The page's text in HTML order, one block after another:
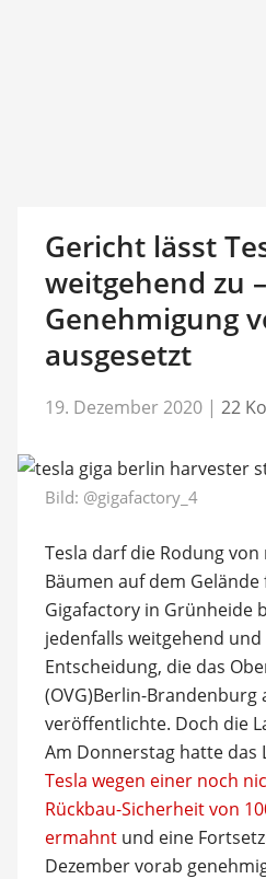
Gericht lässt
weitgehend zu
Genehmigung
ausgesetzt
19. Dezember 2020 | 22
Bild: @gigafactory_4
Tesla darf die Rodung
Bäumen auf dem
Gigafactory in Grünheide
jedenfalls weitgehend
Entscheidung, die das
(OVG)Berlin-Brandenburg
veröffentlichte. Doch die
Am Donnerstag hatte das
Tesla wegen einer noch
Rückbau-Sicherheit von
ermahntund eine
Dezember vorab